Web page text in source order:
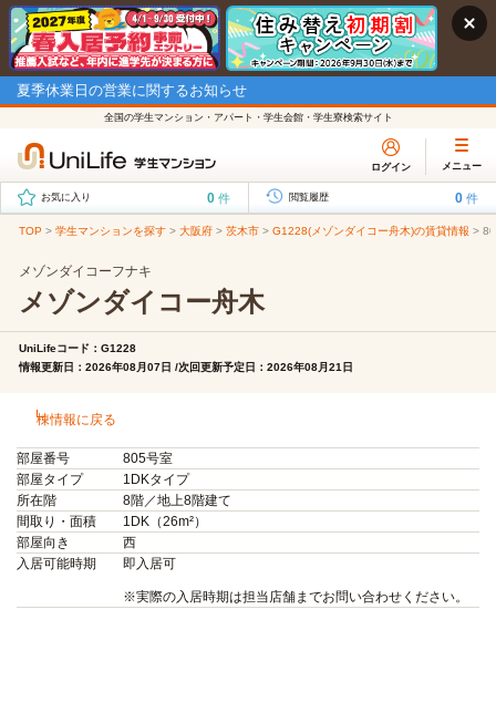
夏季休業日の営業に関するお知らせ
全国の学生マンション・アパート・学生会館・学生寮検索サイト
ログイン メニュー
お気に入り 0 件 閲覧履歴 0 件
TOP > 学生マンションを探す > 大阪府 > 茨木市 > G1228(メゾンダイコー舟木)の賃貸情報 >
メゾンダイコーフナキ
メゾンダイコー舟木
UniLifeコード：G1228
情報更新日：2026年08月07日 /次回更新予定日：2026年08月21日
棟情報に戻る
部屋番号
805号室
部屋タイプ
1DKタイプ
所在階
8階／地上8階建て
間取り・面積
1DK（26m²）
部屋向き
西
入居可能時期
即入居可
※実際の入居時期は担当店舗までお問い合わせください。